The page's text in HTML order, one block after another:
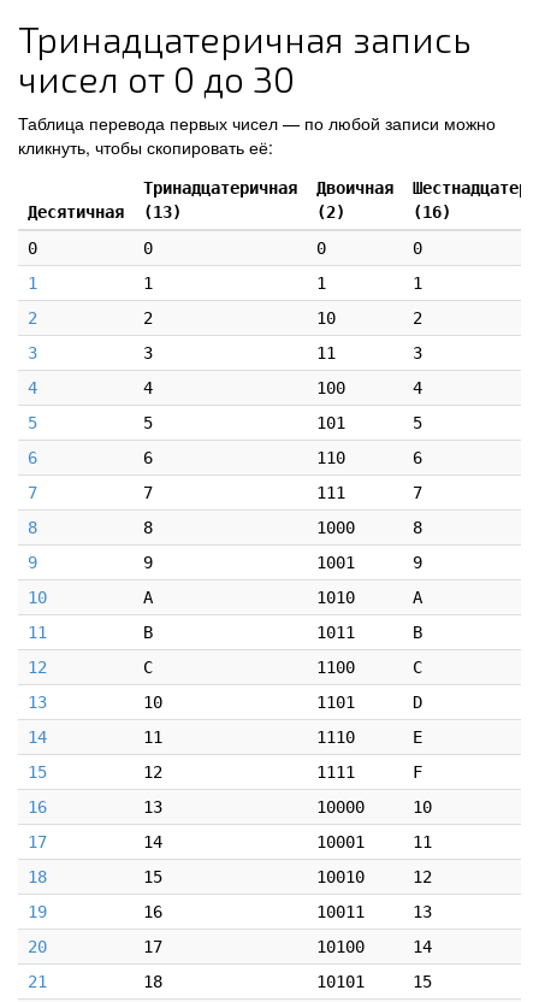
Тринадцатеричная запись
чисел от 0 до 30
Таблица перевода первых чисел — по любой записи можно
кликнуть, чтобы скопировать её:
Десятичная
Тринадцатеричная
(13)
Двоичная
(2)
(16)
0
0 0
0
1
1 1
1
2
2 10
2
3
3 11
3
4
4 100
4
5
5 101
5
6
6 110
6
7
7 111
7
8
8 1000
8
9
9 1001
9
10
A 1010
A
11
B 1011
B
12
C 1100
C
13
10 1101
D
14
11 1110
E
15
12 1111
F
16
13 10000
10
17
14 10001
11
18
15 10010
12
19
16 10011
13
20
17 10100
14
21
18 10101
15